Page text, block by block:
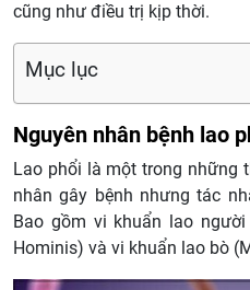
cũng như điều trị kịp thời.
Mục lục
Nguyên nhân bệnh lao
Lao phổi là một trong những
nhân gây bệnh nhưng tác
Bao gồm vi khuẩn lao
Hominis) và vi khuẩn lao bò